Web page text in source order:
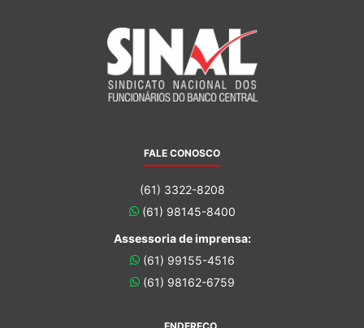
FALE CONOSCO
(61) 3322-8208
(61) 98145-8400
Assessoria de imprensa:
(61) 99155-4516
(61) 98162-6759